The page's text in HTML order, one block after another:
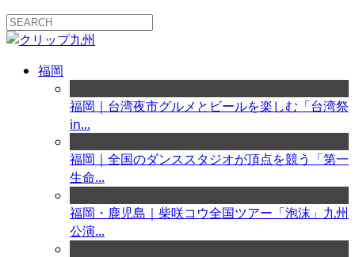
福岡
福岡｜台湾夜市グルメとビールを楽しむ「台湾祭
in...
福岡｜全国のダンススタジオが頂点を競う「第一
生命...
福岡・鹿児島｜柴咲コウ全国ツアー「泡沫」九州
公演...